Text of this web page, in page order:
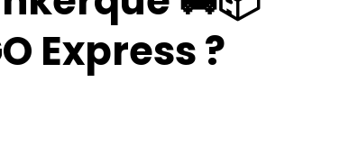
Express ?